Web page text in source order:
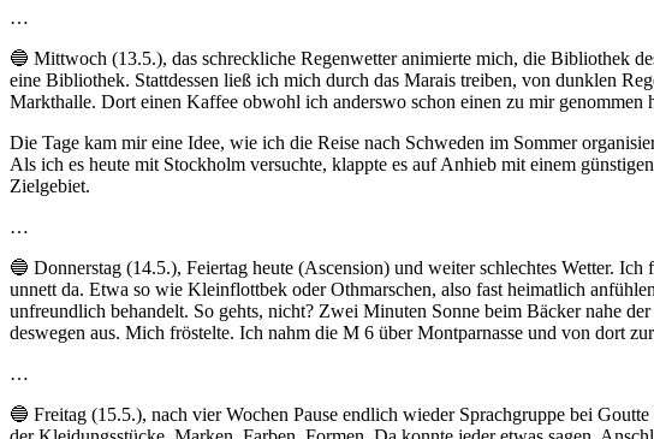
…
🔵 Mittwoch (13.5.), das schreckliche Regenwetter animierte mich, die Bibliothek
eine Bibliothek. Stattdessen ließ ich mich durch das Marais treiben, von dunklen
Markthalle. Dort einen Kaffee obwohl ich anderswo schon einen zu mir genommen
Die Tage kam mir eine Idee, wie ich die Reise nach Schweden im Sommer
Als ich es heute mit Stockholm versuchte, klappte es auf Anhieb mit einem
Zielgebiet.
…
🔵 Donnerstag (14.5.), Feiertag heute (Ascension) und weiter schlechtes Wetter.
unnett da. Etwa so wie Kleinflottbek oder Othmarschen, also fast heimatlich
unfreundlich behandelt. So gehts, nicht? Zwei Minuten Sonne beim Bäcker nahe
deswegen aus. Mich fröstelte. Ich nahm die M 6 über Montparnasse und von dort
…
🔵 Freitag (15.5.), nach vier Wochen Pause endlich wieder Sprachgruppe bei